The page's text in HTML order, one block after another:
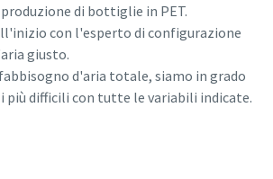
di bottiglie in PET.
con l'esperto di configurazione
giusto.
d'aria totale, siamo in grado
più difficili con tutte le variabili indicate.